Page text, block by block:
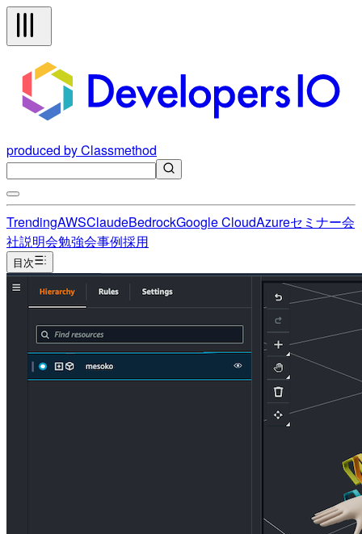
produced by Classmethod
TrendingAWSClaudeBedrockGoogle CloudAzureセミナー会
社説明会勉強会事例採用
目次